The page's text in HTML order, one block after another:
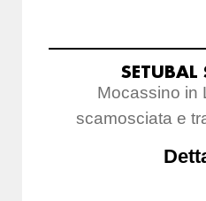
SETUBAL
Mocassino in
scamosciata e